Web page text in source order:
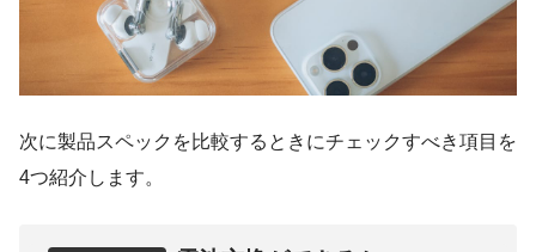
次に製品スペックを比較するときにチェックすべき項目を
4つ紹介します。